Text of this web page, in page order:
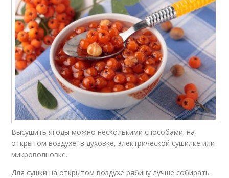
Высушить ягоды можно несколькими способами: на
открытом воздухе, в духовке, электрической сушилке или
микроволновке.
Для сушки на открытом воздухе рябину лучше собирать